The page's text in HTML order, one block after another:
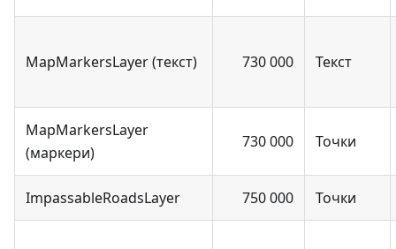
MapMarkersLayer (текст) 730 000 Текст
MapMarkersLayer
(маркери)
730 000 Точки
ImpassableRoadsLayer 750 000 Точки